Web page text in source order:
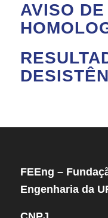
AVISO DE
FEEng –
Engenharia da